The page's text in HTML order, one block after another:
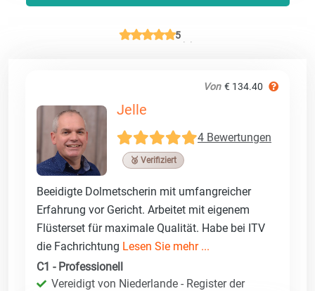
5
Von € 134.40
Jelle
4 Bewertungen
🥉 Verifiziert
Beeidigte Dolmetscherin mit umfangreicher
Erfahrung vor Gericht. Arbeitet mit eigenem
Flüsterset für maximale Qualität. Habe bei ITV
die Fachrichtung Lesen Sie mehr ...
C1 - Professionell
Vereidigt von Niederlande - Register der